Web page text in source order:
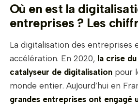
Où en est la
entreprises ? Les
La digitalisation des entreprises
accélération. En 2020, la crise
catalyseur de digitalisation pour
monde entier. Aujourd’hui en
grandes entreprises ont engagé